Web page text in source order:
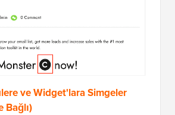
ve Widget'lara Simgeler
Bağlı)